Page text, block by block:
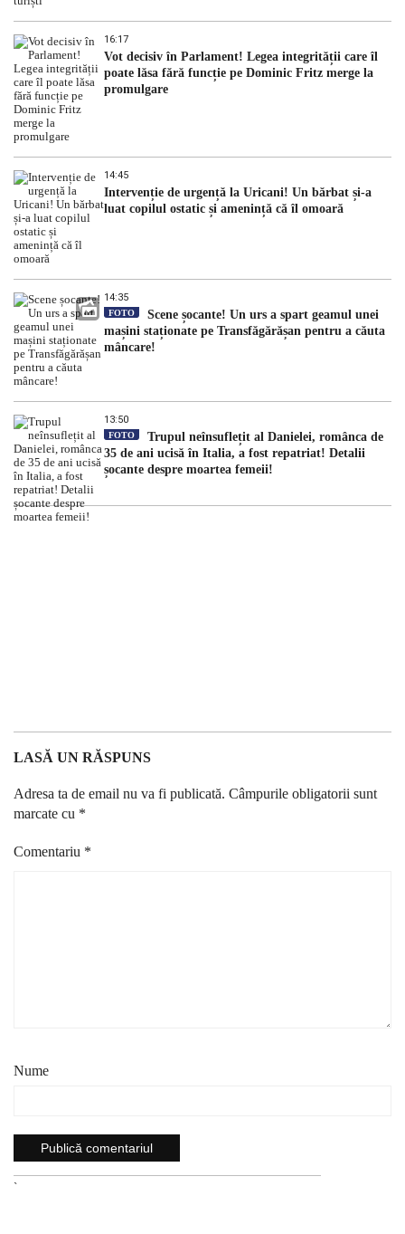
16:17
Vot decisiv în Parlament! Legea integrității care îl
poate lăsa fără funcție pe Dominic Fritz merge la
promulgare
14:45
Intervenție de urgență la Uricani! Un bărbat și-a
luat copilul ostatic și amenință că îl omoară
14:35
FOTO
Scene șocante! Un urs a spart geamul unei
mașini staționate pe Transfăgărășan pentru a căuta
mâncare!
13:50
FOTO
Trupul neînsuflețit al Danielei, românca de
35 de ani ucisă în Italia, a fost repatriat! Detalii
șocante despre moartea femeii!
LASĂ UN RĂSPUNS
Adresa ta de email nu va fi publicată. Câmpurile obligatorii sunt
marcate cu *
Comentariu *
Nume
`